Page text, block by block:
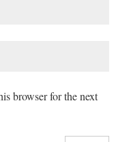
browser for the next